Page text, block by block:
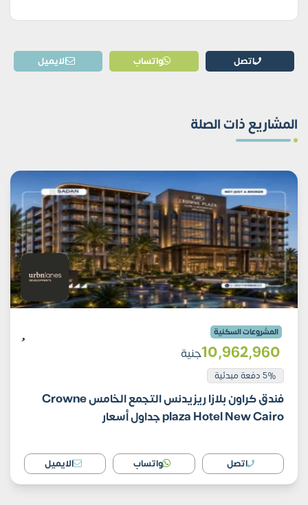
اتصل واتساب الايميل
المشاريع ذات الصلة
المشروعات السكنية
10٬962٬960جنية
5% دفعة مبدئية
فندق كراون بلازا ريزيدنس التجمع الخامس Crowne
plaza Hotel New Cairo جداول أسعار
اتصل واتساب الايميل